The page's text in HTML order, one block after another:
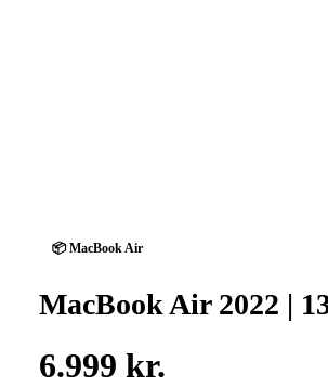
📦 MacBook Air
MacBook Air 2022 |
6.999 kr.